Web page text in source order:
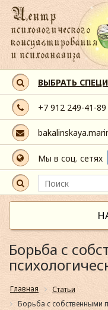
ВЫБРАТЬ
+7 912 249-41-89
Мы в соц. сетях
Борьба с
Главная
Статьи
Борьба с собственными